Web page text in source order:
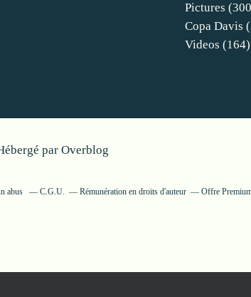
Pictures
Copa Davis
Videos (164)
par Overblog
abus C.G.U. Rémunération en droits d'auteur Offre